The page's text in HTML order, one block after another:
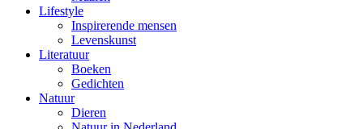
Lifestyle
Inspirerende mensen
Levenskunst
Literatuur
Boeken
Gedichten
Natuur
Dieren